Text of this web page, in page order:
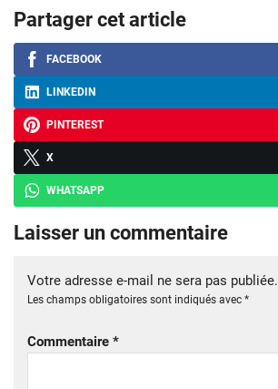
Partager cet article
FACEBOOK
LINKEDIN
PINTEREST
X
WHATSAPP
Laisser un commentaire
Votre adresse e-mail ne sera pas publiée.
Les champs obligatoires sont indiqués avec *
Commentaire *